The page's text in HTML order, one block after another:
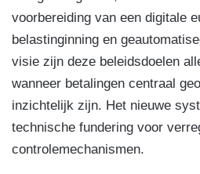
voorbereiding van een digitale
belastinginning en
visie zijn deze beleidsdoelen
wanneer betalingen centraal
inzichtelijk zijn. Het nieuwe
technische fundering voor
controlemechanismen.